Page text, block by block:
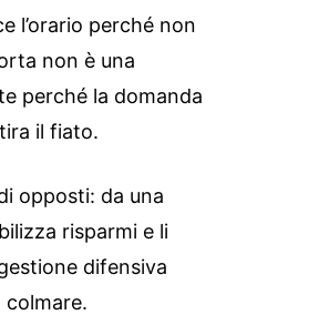
l’orario perché non
non è una
perché la domanda
il fiato.
opposti: da una
risparmi e li
difensiva
colmare.